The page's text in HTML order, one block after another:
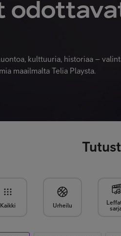
kulttuuria, historiaa –
maailmalta Telia Playsta.
Kaikki Urheilu